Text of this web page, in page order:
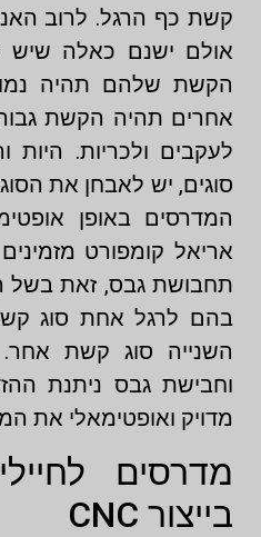
קשת כף הרגל. לרוב
אולם ישנם כאלה שיש
הקשת שלהם תהיה
אחרים תהיה הקשת
לעקבים ולכריות.
סוגים, יש לאבחן את
המדרסים באופן
אריאל קומפורט
תחבושת גבס, זאת בשל
בהם לרגל אחת סוג
השנייה סוג קשת
וחבישת גבס ניתנת
מדויק ואופטימאלי את
מדרסים
בייצור CNC